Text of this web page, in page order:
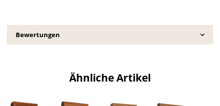
Bewertungen
Ähnliche Artikel